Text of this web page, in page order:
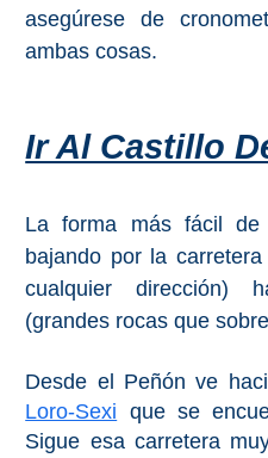
asegúrese de
ambas cosas.
Ir Al Castillo
La forma más fácil
bajando por la
cualquier dirección)
(grandes rocas que
Desde el Peñón ve
Loro-Sexi que se
Sigue esa carretera